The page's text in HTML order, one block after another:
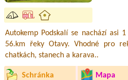
Autokemp Podskalí se nachází asi
56.km řeky Otavy. Vhodné pro
chatkách, stanech a karava..
Schránka Mapa